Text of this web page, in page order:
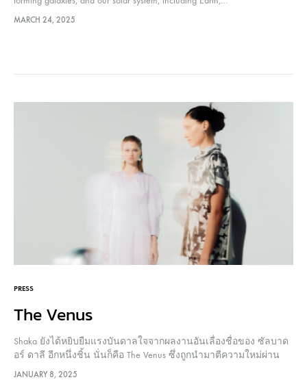
MARCH 24, 2025
PRESS
The Venus
Shaka ยังได้หยิบยืมแรงบันดาลใจจากผลงานอันเลื่องชื่อของ ซัลบาด
อร์ ดาลี อีกหนึ่งชิ้น นั่นก็คือ The Venus ซึ่งถูกนำมาตีความใหม่ผ่าน
ลวดลาย Shaka Camo ลวดลายพรางที่หากลองพิจารณาอย่างใกล้ชิด
JANUARY 8, 2025